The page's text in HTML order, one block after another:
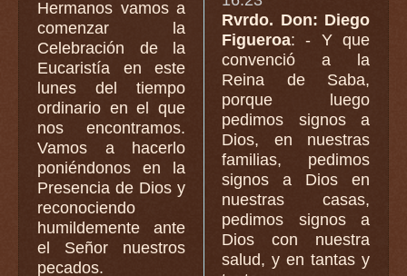
Hermanos vamos a
comenzar la
Celebración de la
Eucaristía en este
lunes del tiempo
ordinario en el que
nos encontramos.
Vamos a hacerlo
poniéndonos en la
Presencia de Dios y
reconociendo
humildemente ante
el Señor nuestros
pecados.
Rvrdo. Don: Diego
Figueroa: - Y que
convenció a la
Reina de Saba,
porque luego
pedimos signos a
Dios, en nuestras
familias, pedimos
signos a Dios en
nuestras casas,
pedimos signos a
Dios con nuestra
salud, y en tantas y